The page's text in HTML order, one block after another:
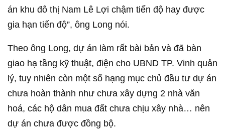
án khu đô thị Nam Lê Lợi chậm tiến độ hay được
gia hạn tiến độ”, ông Long nói.
Theo ông Long, dự án làm rất bài bản và đã bàn
giao hạ tầng kỹ thuật, điện cho UBND TP. Vinh quản
lý, tuy nhiên còn một số hạng mục chủ đầu tư dự án
chưa hoàn thành như chưa xây dựng 2 nhà văn
hoá, các hộ dân mua đất chưa chịu xây nhà… nên
dự án chưa được đồng bộ.